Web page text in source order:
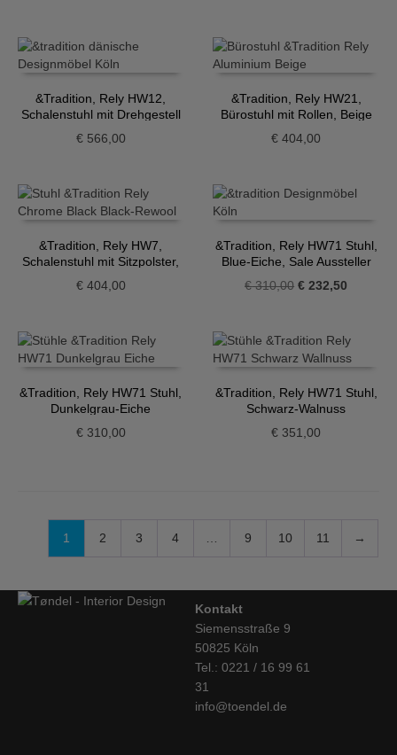
&Tradition, Rely HW12,
Schalenstuhl mit Drehgestell
€566,00
&Tradition, Rely HW21,
Bürostuhl mit Rollen, Beige
€ 404,00
&Tradition, Rely HW7,
Schalenstuhl mit Sitzpolster,
€404,00
&Tradition, Rely HW71 Stuhl,
Blue-Eiche, Sale Aussteller
€310,00 Ursprünglicher
€ 310,00
€ 232,50
€
&Tradition, Rely HW71 Stuhl,
Dunkelgrau-Eiche
€310,00
&Tradition, Rely HW71 Stuhl,
Schwarz-Walnuss
€ 351,00
1 2 3 4 9 10 11 →
Kontakt
Siemensstraße 9
50825 Köln
Tel.: 0221 / 16 99 61
31
info@toendel.de